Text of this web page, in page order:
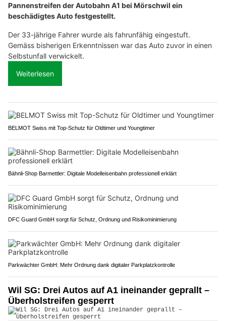
Pannenstreifen der Autobahn A1 bei Mörschwil ein
beschädigtes Auto festgestellt.
Der 33-jährige Fahrer wurde als fahrunfähig eingestuft.
Gemäss bisherigen Erkenntnissen war das Auto zuvor in einen
Selbstunfall verwickelt.
Weiterlesen
BELMOT Swiss mit Top-Schutz für Oldtimer und Youngtimer
Bähnli-Shop Barmettler: Digitale Modelleisenbahn professionell erklärt
DFC Guard GmbH sorgt für Schutz, Ordnung und Risikominimierung
Parkwächter GmbH: Mehr Ordnung dank digitaler Parkplatzkontrolle
Wil SG: Drei Autos auf A1 ineinander geprallt –
Überholstreifen gesperrt